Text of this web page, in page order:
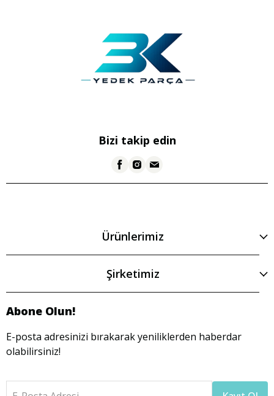
Bizi takip edin
Ürünlerimiz
Şirketimiz
Abone Olun!
E-posta adresinizi bırakarak yeniliklerden haberdar
olabilirsiniz!